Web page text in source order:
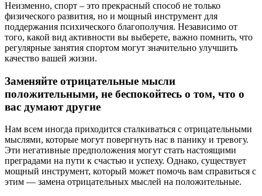
Неизменно, спорт – это прекрасный способ не только
физического развития, но и мощный инструмент для
поддержания психического благополучия. Независимо от
того, какой вид активности вы выберете, важно помнить, что
регулярные занятия спортом могут значительно улучшить
качество вашей жизни.
Заменяйте отрицательные мысли
положительными, не беспокойтесь о том, что о
вас думают другие
Нам всем иногда приходится сталкиваться с отрицательными
мыслями, которые могут повергнуть нас в панику и тревогу.
Эти негативные предположения могут стать настоящими
преградами на пути к счастью и успеху. Однако, существует
мощный инструмент, который может помочь вам справиться с
этим — замена отрицательных мыслей на положительные.